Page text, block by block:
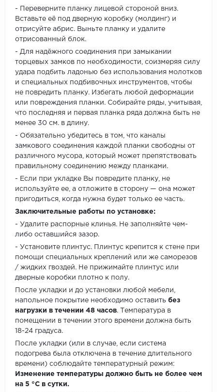
- Переверните планку лицевой стороной вниз.
Вставьте её под дверную коробку (молдинг) и
отрисуйте абрис. Выньте планку и удалите
отрисованный блок.
- Для надёжного соединения при замыкании
торцевых замков по необходимости, соизмеряя силу
удара подбить ладонью без использования молотков
и специальных подбивочных инструментов, чтобы
не повредить планку. Избегать любой деформации
или повреждения планки. Собирайте ряды, учитывая,
что последняя и первая планка ряда должна быть не
менее 30 см. в длину.
- Обязательно убедитесь в том, что каналы
замкового соединения каждой планки свободны от
различного мусора, который может препятствовать
правильному соединению между планками.
- Если при укладке Вы повредите планку, не
используйте ее, а отложите в сторону — она может
пригодиться, когда нужна будет только ее часть.
Заключительные работы по установке:
- Удалите распорные клинья. Не заполняйте чем-
либо оставшийся зазор.
- Установите плинтус. Плинтус крепится к стене при
помощи специальных креплений или же саморезов
/ жидких гвоздей. Не прижимайте плинтус или
дверные коробки плотно к полу.
После укладки и до установки любой мебели,
напольное покрытие необходимо оставить без
нагрузки в течении 48 часов. Температура в
помещении в течении этого времени должна быть
18-24 градуса.
После укладки (или в случае, если система
подогрева была отключена в течение длительного
времени) соблюдайте температурный режим:
Изменение температуры должно быть не более чем
на 5 °C в сутки.